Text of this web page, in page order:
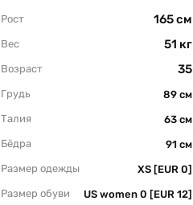
Рост 165 см
Вес 51 кг
Возраст 35
Грудь
89 см
Талия
63 см
Бёдра
91 см
Размер одежды
XS [EUR 0]
Размер обуви
US women 0 [EUR 12]